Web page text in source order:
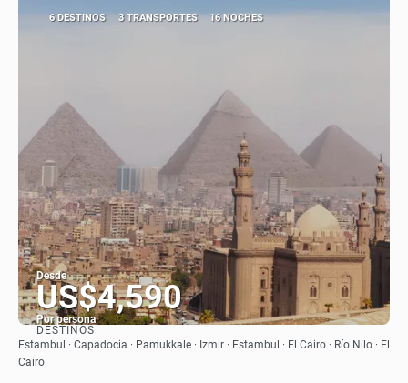
6 DESTINOS 3 TRANSPORTES 16 NOCHES
Desde
US$4,590
Por persona
Ver
DESTINOS
Estambul · Capadocia · Pamukkale · Izmir · Estambul · El Cairo · Río Nilo · El
Cairo